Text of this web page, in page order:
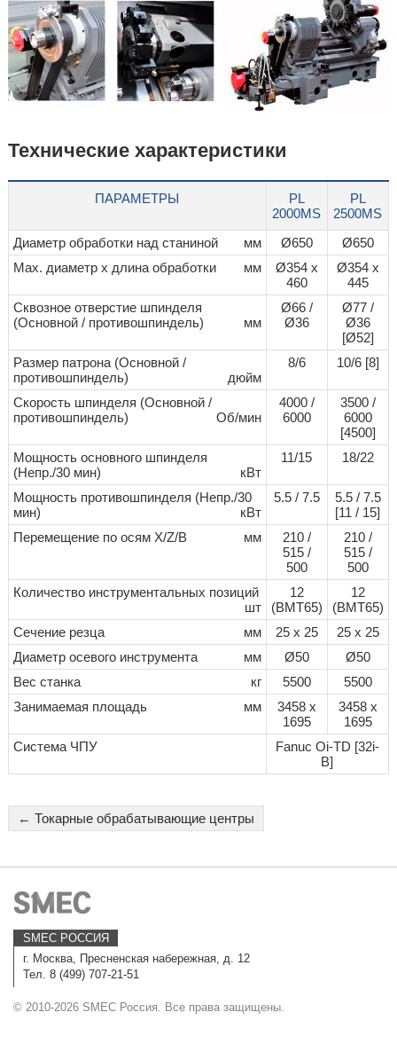
Технические характеристики
ПАРАМЕТРЫ
PL
2000MS
PL
2500MS
Диаметр обработки над станиной
мм Ø650
Ø650
Max. диаметр х длина обработки
мм
Ø354 х
460
Ø354 х
445
Сквозное отверстие шпинделя
(Основной / противошпиндель)
мм
Ø66 /
Ø36
Ø77 /
Ø36
[Ø52]
Размер патрона (Основной /
противошпиндель)
дюйм
8/6 10/6 [8]
Скорость шпинделя (Основной /
противошпиндель)
Об/мин
4000 /
6000
3500 /
6000
[4500]
Мощность основного шпинделя
(Непр./30 мин)
кВт
11/15 18/22
Мощность противошпинделя (Непр./30
мин)
кВт
5.5 / 7.5
5.5 / 7.5
[11 / 15]
Перемещение по осям Х/Z/B
мм
210 /
515 /
500
210 /
515 /
500
Количество инструментальных позиций
шт
12
(BMT65)
12
(BMT65)
Сечение резца
мм 25 х 25
25 х 25
Диаметр осевого инструмента
мм Ø50
Ø50
Вес станка
кг 5500
5500
Занимаемая площадь
мм
3458 x
1695
3458 x
1695
Система ЧПУ
Fanuc Oi-TD [32i-
B]
← Токарные обрабатывающие центры
SMEC РОССИЯ
г. Москва, Пресненская набережная, д. 12
Тел. 8 (499) 707-21-51
© 2010-2026 SMEC Россия. Все права защищены.